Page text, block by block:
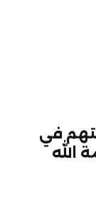
في
الله